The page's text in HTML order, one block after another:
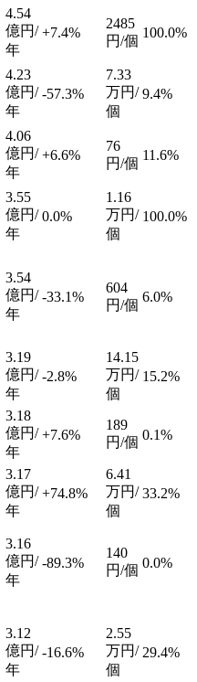
4.54
億円/
年
+7.4%
2485
円/個
100.0%
4.23
億円/
年
-57.3%
7.33
万円/
個
9.4%
4.06
億円/
年
+6.6%
76
円/個
11.6%
3.55
億円/
年
0.0%
1.16
万円/
個
100.0%
3.54
億円/
年
-33.1%
604
円/個
6.0%
3.19
億円/
年
-2.8%
14.15
万円/
個
15.2%
3.18
億円/
年
+7.6%
189
円/個 0.1%
3.17
億円/
年
+74.8%
6.41
万円/
個
33.2%
3.16
億円/
年
-89.3%
140
円/個 0.0%
3.12
億円/
年
-16.6%
2.55
万円/
個
29.4%